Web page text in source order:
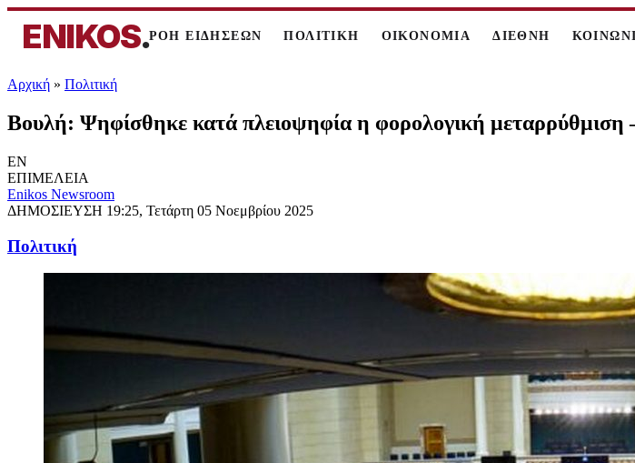
ENIKOS.ΡΟΗ ΕΙΔΗΣΕΩΝ ΠΟΛΙΤΙΚΗ ΟΙΚΟΝΟΜΙΑ ΔΙΕΘΝΗ
Αρχική » Πολιτική
Βουλή: Ψηφίσθηκε κατά πλειοψηφία η φορολογική μεταρρύθμιση
EN
ΕΠΙΜΕΛΕΙΑ
Enikos Newsroom
ΔΗΜΟΣΙΕΥΣΗ 19:25, Τετάρτη 05 Νοεμβρίου 2025
Πολιτική